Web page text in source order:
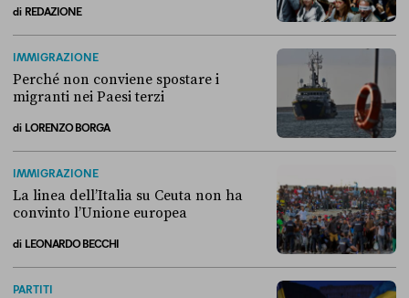
di REDAZIONE
IMMIGRAZIONE
Perché non conviene spostare i
migranti nei Paesi terzi
di LORENZO BORGA
IMMIGRAZIONE
La linea dell’Italia su Ceuta non ha
convinto l’Unione europea
di LEONARDO BECCHI
PARTITI